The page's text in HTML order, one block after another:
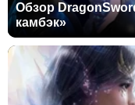
Обзор
камбэк»